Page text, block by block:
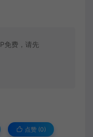
免费，请先
点赞 (0)